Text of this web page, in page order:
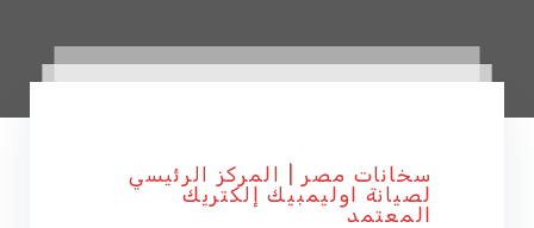
سخانات مصر | المركز الرئيسي
لصيانة اوليمبيك إلكتريك
المعتمد